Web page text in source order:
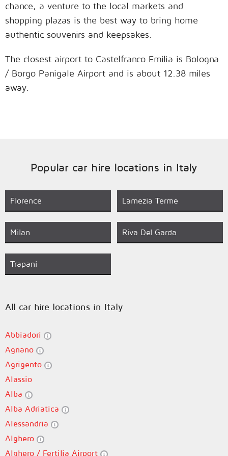
chance, a venture to the local markets and
shopping plazas is the best way to bring home
authentic souvenirs and keepsakes.
The closest airport to Castelfranco Emilia is Bologna
/ Borgo Panigale Airport and is about 12.38 miles
away.
Popular car hire locations in Italy
Florence Lamezia Terme
Milan Riva Del Garda
Trapani
All car hire locations in Italy
Abbiadori
Agnano
Agrigento
Alassio
Alba
Alba Adriatica
Alessandria
Alghero
Alghero / Fertilia Airport